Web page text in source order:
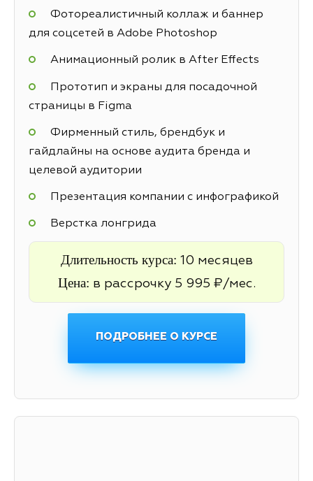
Фотореалистичный коллаж и баннер
для соцсетей в Adobe Photoshop
Анимационный ролик в After Effects
Прототип и экраны для посадочной
страницы в Figma
Фирменный стиль, брендбук и
гайдлайны на основе аудита бренда и
целевой аудитории
Презентация компании с инфографикой
Верстка лонгрида
Длительность курса: 10 месяцев
Цена: в рассрочку 5 995 ₽/мес.
ПОДРОБНЕЕ О КУРСЕ